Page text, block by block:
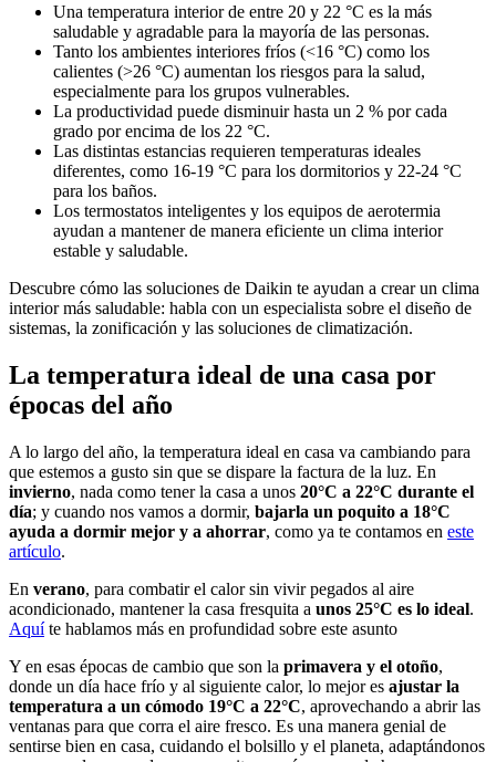
Una temperatura interior de entre 20 y 22 °C es la más
saludable y agradable para la mayoría de las personas.
Tanto los ambientes interiores fríos (<16 °C) como los
calientes (>26 °C) aumentan los riesgos para la salud,
especialmente para los grupos vulnerables.
La productividad puede disminuir hasta un 2 % por cada
grado por encima de los 22 °C.
Las distintas estancias requieren temperaturas ideales
diferentes, como 16-19 °C para los dormitorios y 22-24 °C
para los baños.
Los termostatos inteligentes y los equipos de aerotermia
ayudan a mantener de manera eficiente un clima interior
estable y saludable.
Descubre cómo las soluciones de Daikin te ayudan a crear un clima
interior más saludable: habla con un especialista sobre el diseño de
sistemas, la zonificación y las soluciones de climatización.
La temperatura ideal de una casa por
épocas del año
A lo largo del año, la temperatura ideal en casa va cambiando para
que estemos a gusto sin que se dispare la factura de la luz. En
invierno, nada como tener la casa a unos 20°C a 22°C durante el
día; y cuando nos vamos a dormir, bajarla un poquito a 18°C
ayuda a dormir mejor y a ahorrar, como ya te contamos en este
artículo.
En verano, para combatir el calor sin vivir pegados al aire
acondicionado, mantener la casa fresquita a unos 25°C es lo ideal.
Aquíte hablamos más en profundidad sobre este asunto
Y en esas épocas de cambio que son la primavera y el otoño,
donde un día hace frío y al siguiente calor, lo mejor es ajustar la
temperatura a un cómodo 19°C a 22°C, aprovechando a abrir las
ventanas para que corra el aire fresco. Es una manera genial de
sentirse bien en casa, cuidando el bolsillo y el planeta, adaptándonos